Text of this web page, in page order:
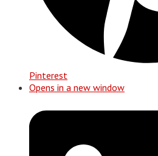
Pinterest
Opens in a new window